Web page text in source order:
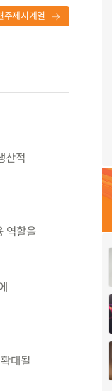
주제시계열
산적
역할을
대될